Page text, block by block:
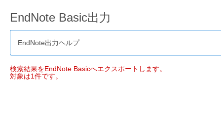
EndNote Basic出力
EndNote出力ヘルプ
検索結果をEndNote Basicへエクスポートします。
対象は1件です。